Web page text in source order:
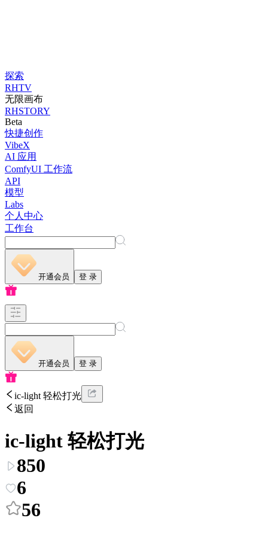
探索
RHTV
无限画布
RHSTORY
Beta
快捷创作
VibeX
AI 应用
ComfyUI 工作流
API
模型
Labs
个人中心
工作台
开通会员 登 录
开通会员 登 录
ic-light 轻松打光
返回
ic-light 轻松打光
850
6
56